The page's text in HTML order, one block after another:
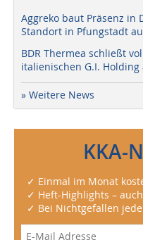
Aggreko baut Präsenz in
Standort in Pfungstadt
BDR Thermea schließt
italienischen G.I. Holding
» Weitere News
KKA-
✓ Einmal im Monat
✓ Heft-Highlights –
✓ Bei Nichtgefallen